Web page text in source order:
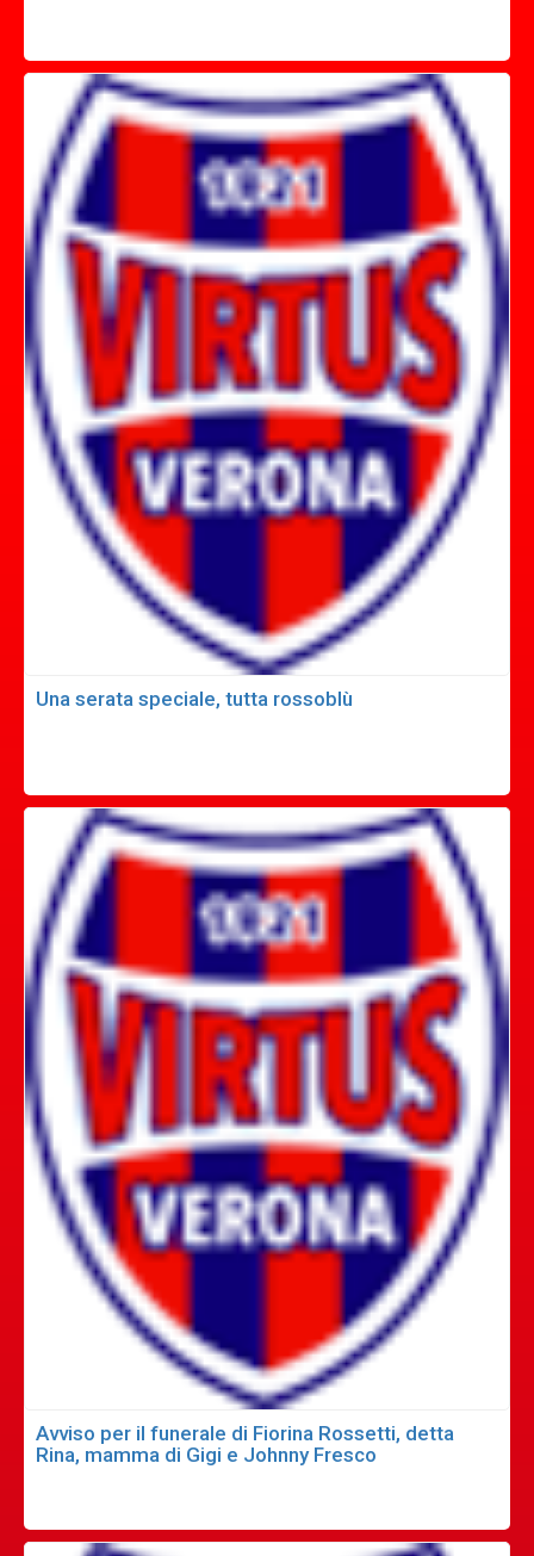
Una serata speciale, tutta rossoblù
Avviso per il funerale di Fiorina Rossetti, detta
Rina, mamma di Gigi e Johnny Fresco